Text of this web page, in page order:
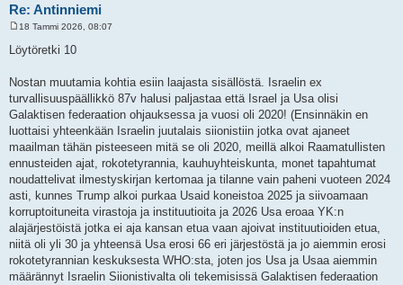
Re: Antinniemi
i
e
i
18 Tammi 2026, 08:07
Löytöretki 10
Nostan muutamia kohtia esiin laajasta sisällöstä. Israelin ex
turvallisuuspäällikkö 87v halusi paljastaa että Israel ja Usa olisi
Galaktisen federaation ohjauksessa ja vuosi oli 2020! (Ensinnäkin en
luottaisi yhteenkään Israelin juutalais siionistiin jotka ovat ajaneet
maailman tähän pisteeseen mitä se oli 2020, meillä alkoi Raamatullisten
ennusteiden ajat, rokotetyrannia, kauhuyhteiskunta, monet tapahtumat
noudattelivat ilmestyskirjan kertomaa ja tilanne vain paheni vuoteen 2024
asti, kunnes Trump alkoi purkaa Usaid koneistoa 2025 ja siivoamaan
korruptoituneita virastoja ja instituutioita ja 2026 Usa eroaa YK:n
alajärjestöistä jotka ei aja kansan etua vaan ajoivat instituutioiden etua,
niitä oli yli 30 ja yhteensä Usa erosi 66 eri järjestöstä ja jo aiemmin erosi
rokotetyrannian keskuksesta WHO:sta, joten jos Usa ja Usaa aiemmin
määrännyt Israelin Siionistivalta oli tekemisissä Galaktisen federaation